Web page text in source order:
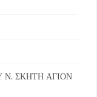
Ν. ΣΚΗΤΗ ΑΓΙΟΝ